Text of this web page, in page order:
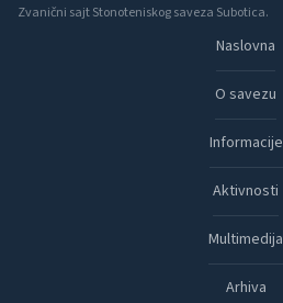
Zvanični sajt Stonoteniskog saveza Subotica.
Naslovna
O savezu
Informacije
Aktivnosti
Multimedija
Arhiva